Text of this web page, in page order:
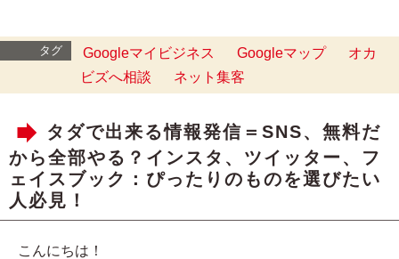
タグ Googleマイビジネス Googleマップ
オカ
ビズへ相談
ネット集客
タダで出来る情報発信＝SNS、無料だ
から全部やる？インスタ、ツイッター、フ
ェイスブック：ぴったりのものを選びたい
人必見！
こんにちは！